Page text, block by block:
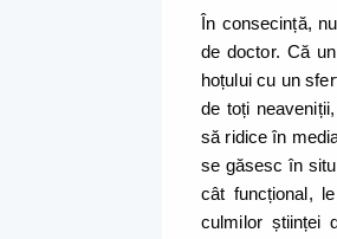
În consecință,
de doctor. Că
hoțului cu un
de toți
să ridice în
se găsesc în
cât funcțional,
culmilor științei